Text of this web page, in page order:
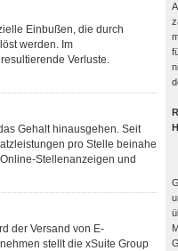
Einbußen, die durch
werden. Im
Verluste.
Gehalt hinausgehen. Seit
pro Stelle beinahe
Stellenanzeigen und
der Versand von E-
stellt die xSuite Group